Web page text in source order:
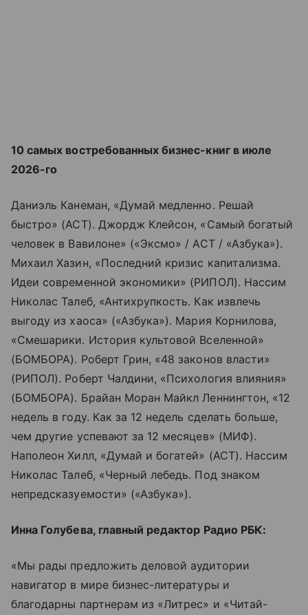
10 самых востребованных бизнес-книг в июле
2026-го
Даниэль Канеман, «Думай медленно. Решай
быстро» (АСТ). Джордж Клейсон, «Самый богатый
человек в Вавилоне» («Эксмо» / АСТ / «Азбука»).
Михаил Хазин, «Последний кризис капитализма.
Идеи современной экономики» (РИПОЛ). Нассим
Николас Талеб, «Антихрупкость. Как извлечь
выгоду из хаоса» («Азбука»). Мария Корнилова,
«Смешарики. История культовой Вселенной»
(БОМБОРА). Роберт Грин, «48 законов власти»
(РИПОЛ). Роберт Чалдини, «Психология влияния»
(БОМБОРА). Брайан Моран Майкл Леннингтон, «12
недель в году. Как за 12 недель сделать больше,
чем другие успевают за 12 месяцев» (МИФ).
Наполеон Хилл, «Думай и богатей» (АСТ). Нассим
Николас Талеб, «Черный лебедь. Под знаком
непредсказуемости» («Азбука»).
Инна Голубева, главный редактор Радио РБК:
«Мы рады предложить деловой аудитории
навигатор в мире бизнес-литературы и
благодарны партнерам из «Литрес» и «Читай-